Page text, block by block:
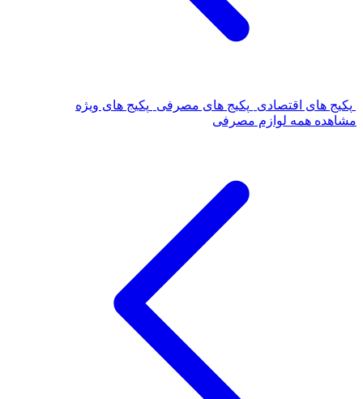
پکیج های اقتصادی پکیج های مصرفی
پکیج های ویژه
مشاهده همه لوازم مصرفی